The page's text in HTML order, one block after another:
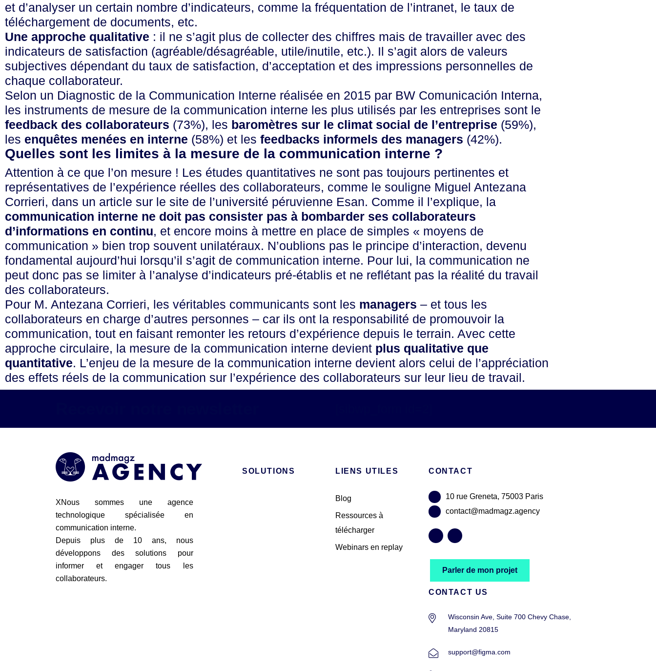
et d’analyser un certain nombre d’indicateurs, comme la fréquentation de l’intranet, le taux de
téléchargement de documents, etc.
Une approche qualitative : il ne s’agit plus de collecter des chiffres mais de travailler avec des
indicateurs de satisfaction (agréable/désagréable, utile/inutile, etc.). Il s’agit alors de valeurs
subjectives dépendant du taux de satisfaction, d’acceptation et des impressions personnelles de
chaque collaborateur.
Selon un Diagnostic de la Communication Interne réalisée en 2015 par BW Comunicación Interna,
les instruments de mesure de la communication interne les plus utilisés par les entreprises sont le
feedback des collaborateurs (73%), les baromètres sur le climat social de l’entreprise (59%),
les enquêtes menées en interne (58%) et les feedbacks informels des managers (42%).
Quelles sont les limites à la mesure de la communication interne ?
Attention à ce que l’on mesure ! Les études quantitatives ne sont pas toujours pertinentes et
représentatives de l’expérience réelles des collaborateurs, comme le souligne Miguel Antezana
Corrieri, dans un article sur le site de l’université péruvienne Esan. Comme il l’explique, la
communication interne ne doit pas consister pas à bombarder ses collaborateurs
d’informations en continu, et encore moins à mettre en place de simples « moyens de
communication » bien trop souvent unilatéraux. N’oublions pas le principe d’interaction, devenu
fondamental aujourd’hui lorsqu’il s’agit de communication interne. Pour lui, la communication ne
peut donc pas se limiter à l’analyse d’indicateurs pré-établis et ne reflétant pas la réalité du travail
des collaborateurs.
Pour M. Antezana Corrieri, les véritables communicants sont les managers – et tous les
collaborateurs en charge d’autres personnes – car ils ont la responsabilité de promouvoir la
communication, tout en faisant remonter les retours d’expérience depuis le terrain. Avec cette
approche circulaire, la mesure de la communication interne devient plus qualitative que
quantitative. L’enjeu de la mesure de la communication interne devient alors celui de l’appréciation
des effets réels de la communication sur l’expérience des collaborateurs sur leur lieu de travail.
XNous sommes une agence
technologique spécialisée en
communication interne.
Depuis plus de 10 ans, nous
développons des solutions pour
informer et engager tous les
collaborateurs.
SOLUTIONS LIENS UTILES
Blog
Ressources à
télécharger
Webinars en replay
CONTACT
10 rue Greneta, 75003 Paris
contact@madmagz.agency
Parler de mon projet
CONTACT US
Wisconsin Ave, Suite 700 Chevy Chase,
Maryland 20815
support@figma.com